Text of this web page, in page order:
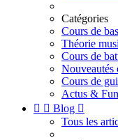
Catégories
Cours de
Théorie
Cours de
Nouveautés
Cours de
Actus & Fun
  Blog 
Tous les